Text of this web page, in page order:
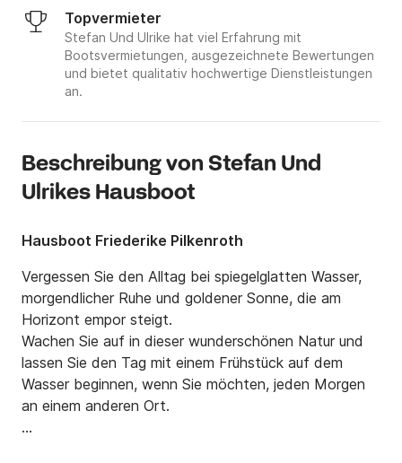
Topvermieter
Stefan Und Ulrike hat viel Erfahrung mit
Bootsvermietungen, ausgezeichnete Bewertungen
und bietet qualitativ hochwertige Dienstleistungen
an.
Beschreibung von Stefan Und
Ulrikes Hausboot
Hausboot Friederike Pilkenroth
Vergessen Sie den Alltag bei spiegelglatten Wasser,
morgendlicher Ruhe und goldener Sonne, die am
Horizont empor steigt.
Wachen Sie auf in dieser wunderschönen Natur und
lassen Sie den Tag mit einem Frühstück auf dem
Wasser beginnen, wenn Sie möchten, jeden Morgen
an einem anderen Ort.